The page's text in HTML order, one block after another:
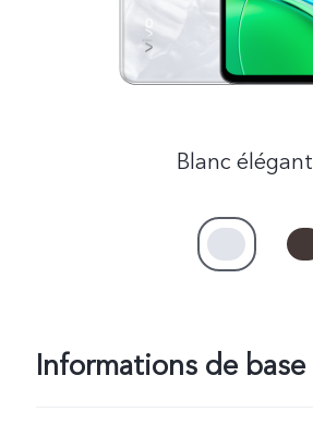
Blanc élégant
Informations de base